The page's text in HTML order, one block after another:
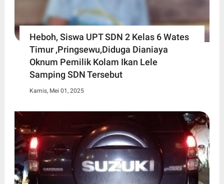
Heboh, Siswa UPT SDN 2 Kelas 6 Wates
Timur ,Pringsewu,Diduga Dianiaya
Oknum Pemilik Kolam Ikan Lele
Samping SDN Tersebut
Kamis, Mei 01, 2025